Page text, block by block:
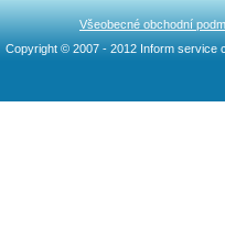
Všeobecné obchodní
Copyright © 2007 - 2012 Inform service